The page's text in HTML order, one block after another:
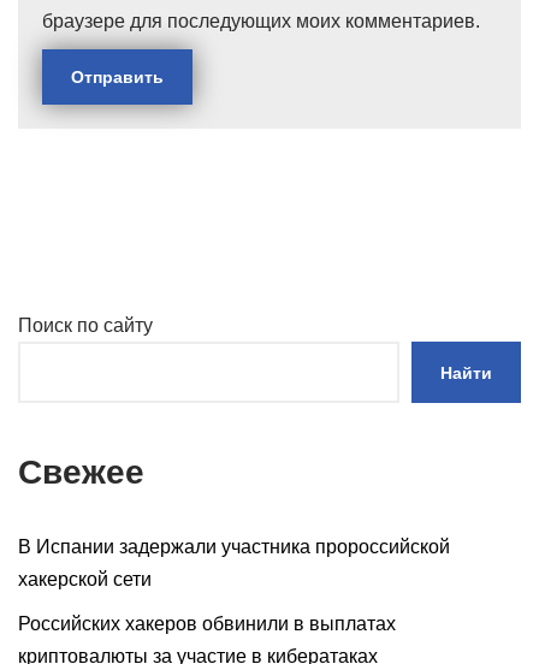
браузере для последующих моих комментариев.
Поиск по сайту
Найти
Свежее
В Испании задержали участника пророссийской
хакерской сети
Российских хакеров обвинили в выплатах
криптовалюты за участие в кибератаках